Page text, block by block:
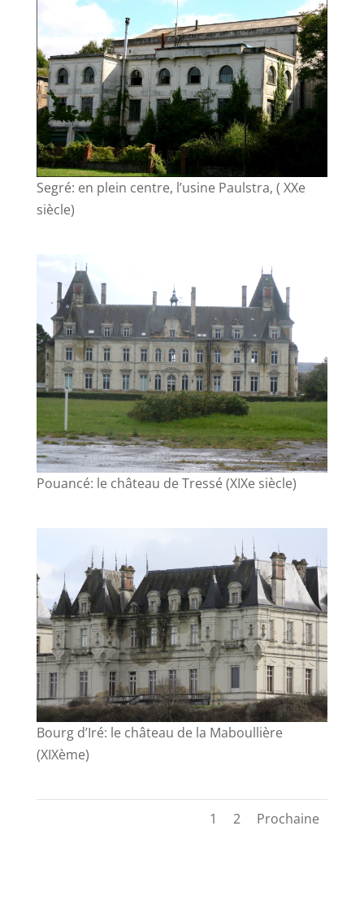
Segré: en plein centre, l’usine Paulstra, ( XXe
siècle)
Pouancé: le château de Tressé (XIXe siècle)
Bourg d’Iré: le château de la Maboullière
(XIXème)
1 2 Prochaine